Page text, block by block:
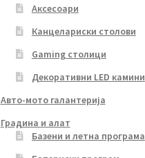
Аксесоари
Канцелариски столови
Gaming столици
Декоративни LED камини
Авто-мото галантерија
Градина и алат
Базени и летна програма